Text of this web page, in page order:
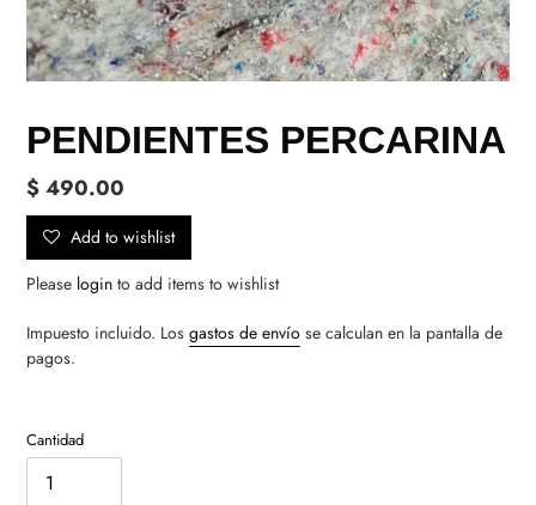
PENDIENTES PERCARINA
Precio
habitual
$ 490.00
Add to wishlist
Please login to add items to wishlist
Impuesto incluido. Los gastos de envío se calculan en la pantalla de
pagos.
Cantidad